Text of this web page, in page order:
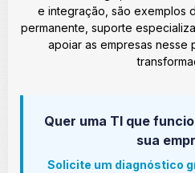
e integração, são exemplos
permanente, suporte
apoiar as empresas nesse
Quer uma TI que
sua
Solicite um diagnóstico